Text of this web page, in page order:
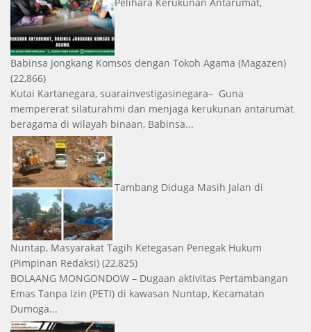
Babinsa Jongkang Komsos dengan Tokoh Agama (Magazen)
(22,866)
Kutai Kartanegara, suarainvestigasinegara– Guna
mempererat silaturahmi dan menjaga kerukunan antarumat
beragama di wilayah binaan, Babinsa...
Tambang Diduga Masih Jalan di
Nuntap, Masyarakat Tagih Ketegasan Penegak Hukum
(Pimpinan Redaksi) (22,825)
BOLAANG MONGONDOW – Dugaan aktivitas Pertambangan
Emas Tanpa Izin (PETI) di kawasan Nuntap, Kecamatan
Dumoga...